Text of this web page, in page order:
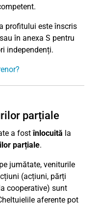
profitului este înscris
în anexa S pentru
independenți.
parțiale
a fostînlocuită la
parțiale.
jumătate, veniturile
(acțiuni, părți
cooperative) sunt
aferente pot